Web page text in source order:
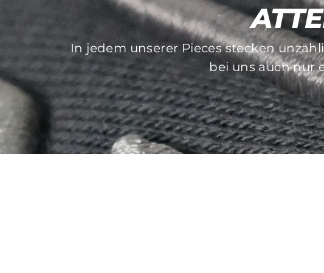
In jedem unserer Pieces stecken
bei uns auch nur
Bei der Auswahl unserer Druck- und